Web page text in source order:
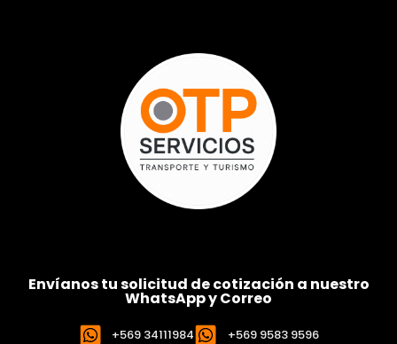
Envíanos tu solicitud de cotización a nuestro
WhatsApp y Correo
+569 34111984 +569 9583 9596